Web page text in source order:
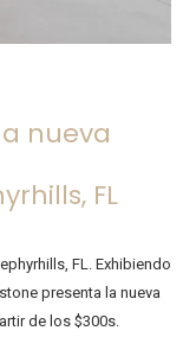
nueva
FL
FL. Exhibiendo
presenta la nueva
de los $300s.